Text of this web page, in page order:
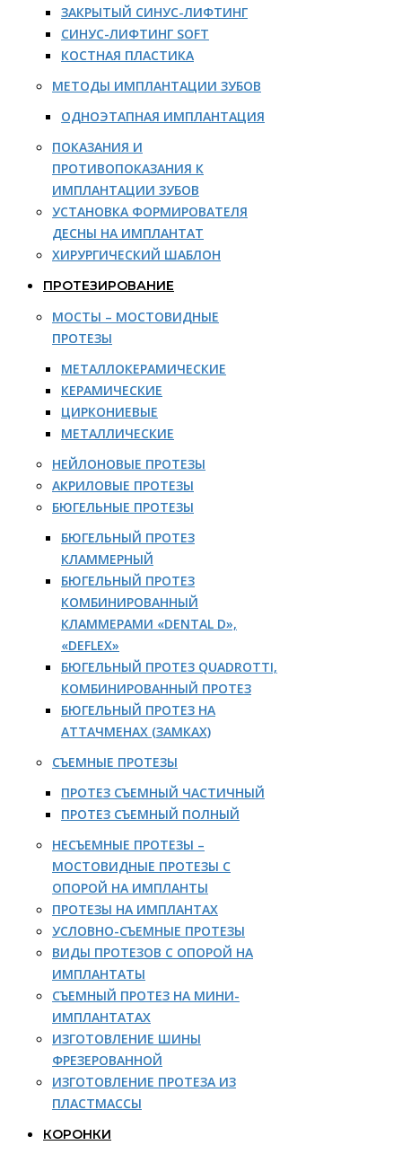
ЗАКРЫТЫЙ СИНУС-ЛИФТИНГ
СИНУС-ЛИФТИНГ SOFT
КОСТНАЯ ПЛАСТИКА
МЕТОДЫ ИМПЛАНТАЦИИ ЗУБОВ
ОДНОЭТАПНАЯ ИМПЛАНТАЦИЯ
ПОКАЗАНИЯ И
ПРОТИВОПОКАЗАНИЯ К
ИМПЛАНТАЦИИ ЗУБОВ
УСТАНОВКА ФОРМИРОВАТЕЛЯ
ДЕСНЫ НА ИМПЛАНТАТ
ХИРУРГИЧЕСКИЙ ШАБЛОН
ПРОТЕЗИРОВАНИЕ
МОСТЫ – МОСТОВИДНЫЕ
ПРОТЕЗЫ
МЕТАЛЛОКЕРАМИЧЕСКИЕ
КЕРАМИЧЕСКИЕ
ЦИРКОНИЕВЫЕ
МЕТАЛЛИЧЕСКИЕ
НЕЙЛОНОВЫЕ ПРОТЕЗЫ
АКРИЛОВЫЕ ПРОТЕЗЫ
БЮГЕЛЬНЫЕ ПРОТЕЗЫ
БЮГЕЛЬНЫЙ ПРОТЕЗ
КЛАММЕРНЫЙ
БЮГЕЛЬНЫЙ ПРОТЕЗ
КОМБИНИРОВАННЫЙ
КЛАММЕРАМИ «DENTAL D»,
«DEFLEX»
БЮГЕЛЬНЫЙ ПРОТЕЗ QUADROTTI,
КОМБИНИРОВАННЫЙ ПРОТЕЗ
БЮГЕЛЬНЫЙ ПРОТЕЗ НА
АТТАЧМЕНАХ (ЗАМКАХ)
СЪЕМНЫЕ ПРОТЕЗЫ
ПРОТЕЗ СЪЕМНЫЙ ЧАСТИЧНЫЙ
ПРОТЕЗ СЪЕМНЫЙ ПОЛНЫЙ
НЕСЪЕМНЫЕ ПРОТЕЗЫ –
МОСТОВИДНЫЕ ПРОТЕЗЫ С
ОПОРОЙ НА ИМПЛАНТЫ
ПРОТЕЗЫ НА ИМПЛАНТАХ
УСЛОВНО-СЪЕМНЫЕ ПРОТЕЗЫ
ВИДЫ ПРОТЕЗОВ С ОПОРОЙ НА
ИМПЛАНТАТЫ
СЪЕМНЫЙ ПРОТЕЗ НА МИНИ-
ИМПЛАНТАТАХ
ИЗГОТОВЛЕНИЕ ШИНЫ
ФРЕЗЕРОВАННОЙ
ИЗГОТОВЛЕНИЕ ПРОТЕЗА ИЗ
ПЛАСТМАССЫ
КОРОНКИ